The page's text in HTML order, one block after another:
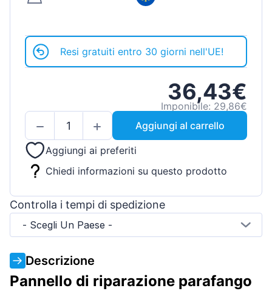
Resi gratuiti entro 30 giorni nell'UE!
36,43€
Imponibile: 29,86€
Aggiungi al carrello
Aggiungi ai preferiti
Chiedi informazioni su questo prodotto
Controlla i tempi di spedizione
- Scegli Un Paese -
Descrizione
Pannello di riparazione parafango